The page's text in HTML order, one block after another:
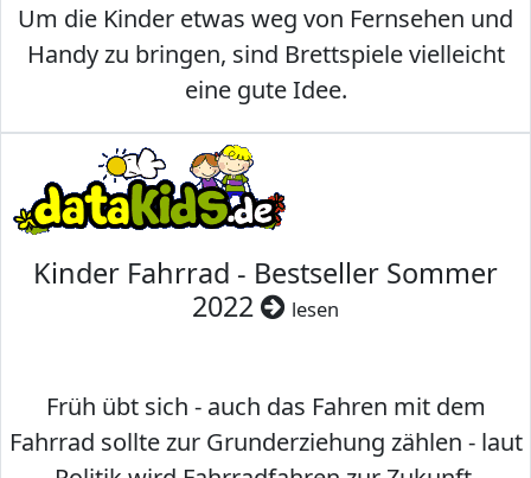
Um die Kinder etwas weg von Fernsehen und
Handy zu bringen, sind Brettspiele vielleicht
eine gute Idee.
Kinder Fahrrad - Bestseller Sommer
2022
lesen
Früh übt sich - auch das Fahren mit dem
Fahrrad sollte zur Grunderziehung zählen - laut